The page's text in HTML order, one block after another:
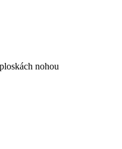
nohou